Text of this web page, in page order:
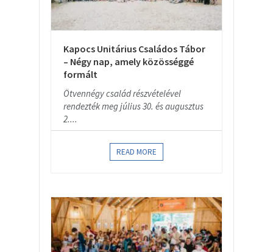
Kapocs Unitárius Családos Tábor
– Négy nap, amely közösséggé
formált
Ötvennégy család részvételével
rendezték meg július 30. és augusztus
2....
READ MORE